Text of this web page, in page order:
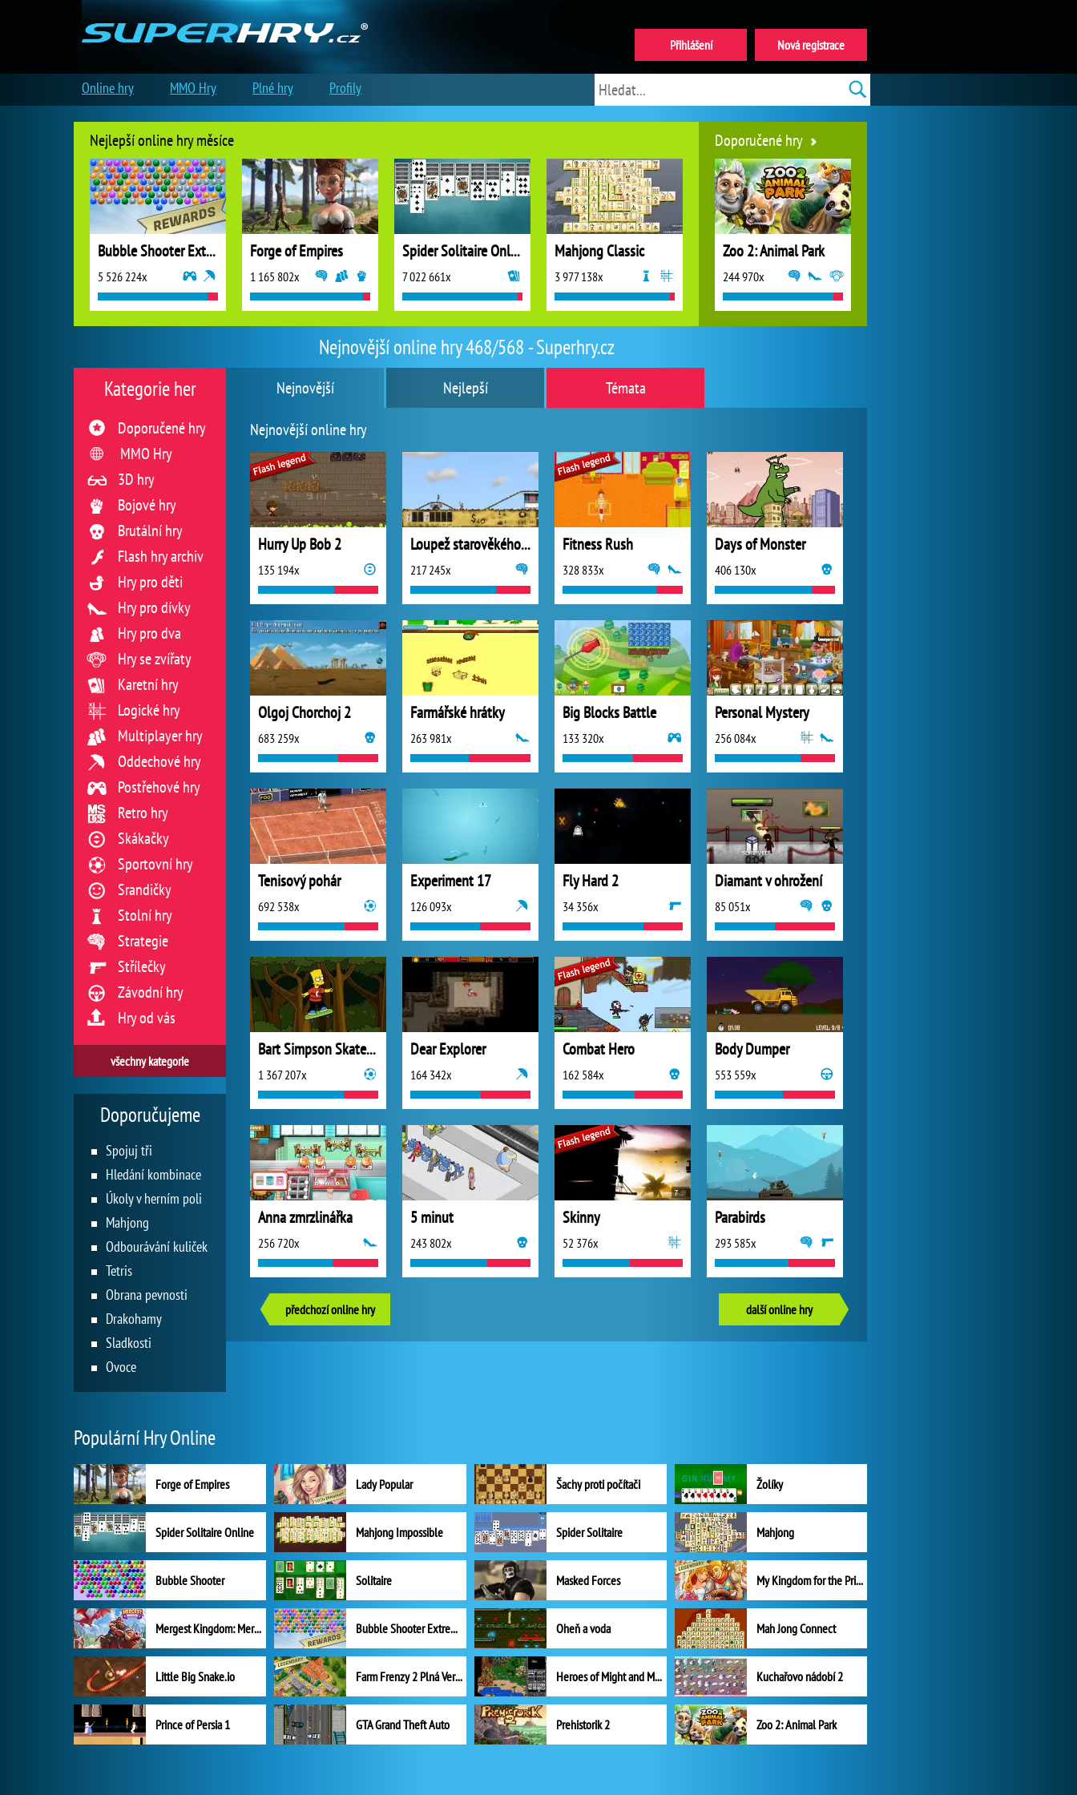
Nejnovější online hry 468/568 - Superhry.cz
Nejnovější Nejlepší
Témata
Nejnovější online hry
Hurry Up Bob 2
135 194x
Loupež starověkého pokladu
217 245x
Fitness Rush
328 833x
Days of Monster
406 130x
Olgoj Chorchoj 2
683 259x
Farmářské hrátky
263 981x
Big Blocks Battle
133 320x
Personal Mystery
256 084x
Tenisový pohár
692 538x
Experiment 17
126 093x
Fly Hard 2
34 356x
Diamant v ohrožení
85 051x
Bart Simpson Skateboarding
1 367 207x
Dear Explorer
164 342x
Combat Hero
162 584x
Body Dumper
553 559x
Anna zmrzlinářka
256 720x
5 minut
243 802x
Skinny
52 376x
Parabirds
293 585x
předchozí online hry další online hry
Kategorie her
Doporučené hry
MMO Hry
3D hry
Bojové hry
Brutální hry
Flash hry archiv
Hry pro děti
Hry pro dívky
Hry pro dva
Hry se zvířaty
Karetní hry
Logické hry
Multiplayer hry
Oddechové hry
Postřehové hry
Retro hry
Skákačky
Sportovní hry
Srandičky
Stolní hry
Strategie
Střílečky
Závodní hry
Hry od vás
všechny kategorie
Doporučujeme
Spojuj tři
Hledání kombinace
Úkoly v herním poli
Mahjong
Odbourávání kuliček
Tetris
Obrana pevnosti
Drakohamy
Sladkosti
Ovoce
Nejlepší online hry měsíce
Bubble Shooter Extreme
5 526 224x
Forge of Empires
1 165 802x
Spider Solitaire Online
7 022 661x
Mahjong Classic
3 977 138x
Doporučené hry
Zoo 2: Animal Park
244 970x
Forge of Empires
My Free Zoo
Populární Hry Online
Forge of Empires Lady Popular Šachy proti počítači Žolíky
Spider Solitaire Online Mahjong Impossible Spider Solitaire Mahjong
Bubble Shooter Solitaire Masked Forces My Kingdom for the Princess Plná verze
Mergest Kingdom: Merge Puzzle Bubble Shooter Extreme Oheň a voda Mah Jong Connect
Little Big Snake.io Farm Frenzy 2 Plná Verze Heroes of Might and Magic II Kuchařovo nádobí 2
Prince of Persia 1 GTA Grand Theft Auto Prehistorik 2 Zoo 2: Animal Park
Nová registrace
Přihlášení
Online hry MMO Hry Plné hry Profily